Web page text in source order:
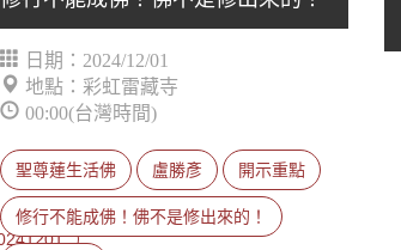
日期：2024/12/01
地點：彩虹雷藏寺
00:00(台灣時間)
聖尊蓮生活佛 盧勝彥 開示重點
修行不能成佛！佛不是修出來的！